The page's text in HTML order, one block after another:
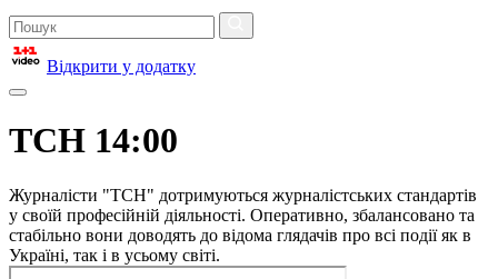
Відкрити у додатку
ТСН 14:00
Журналісти "ТСН" дотримуються журналістських стандартів
у своїй професійній діяльності. Оперативно, збалансовано та
стабільно вони доводять до відома глядачів про всі події як в
Україні, так і в усьому світі.